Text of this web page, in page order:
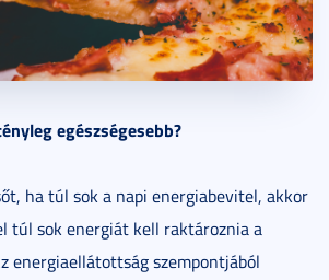
egészségesebb?
ha túl sok a napi energiabevitel, akkor
túl sok energiát kell raktároznia a
energiaellátottság szempontjából